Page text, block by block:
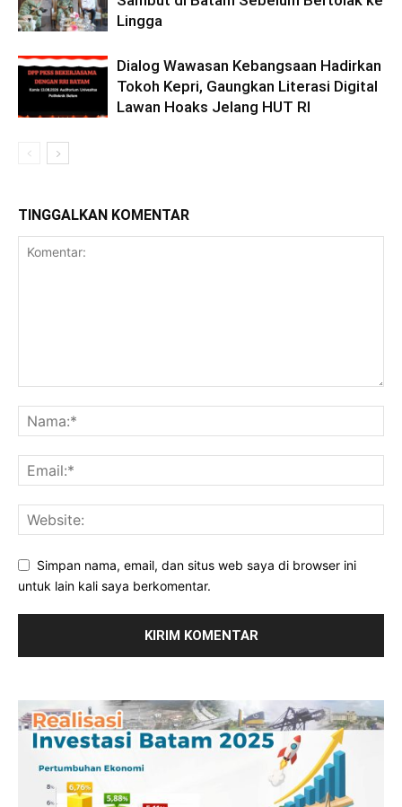
Lingga
Dialog Wawasan Kebangsaan Hadirkan
Tokoh Kepri, Gaungkan Literasi Digital
Lawan Hoaks Jelang HUT RI
TINGGALKAN KOMENTAR
Simpan nama, email, dan situs web saya di browser ini
untuk lain kali saya berkomentar.